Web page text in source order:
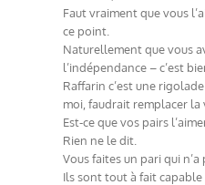
Faut vraiment que vous
ce point.
Naturellement que vous
l’indépendance – c’est
Raffarin c’est une
moi, faudrait remplacer
Est-ce que vos pairs
Rien ne le dit.
Vous faites un pari qui n’a
Ils sont tout à fait